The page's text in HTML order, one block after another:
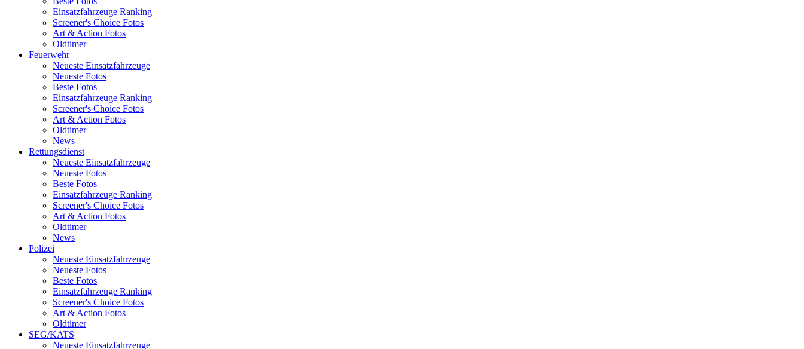
Einsatzfahrzeuge Ranking
Screener's Choice Fotos
Art & Action Fotos
Oldtimer
Feuerwehr
Neueste Einsatzfahrzeuge
Neueste Fotos
Beste Fotos
Einsatzfahrzeuge Ranking
Screener's Choice Fotos
Art & Action Fotos
Oldtimer
News
Rettungsdienst
Neueste Einsatzfahrzeuge
Neueste Fotos
Beste Fotos
Einsatzfahrzeuge Ranking
Screener's Choice Fotos
Art & Action Fotos
Oldtimer
News
Polizei
Neueste Einsatzfahrzeuge
Neueste Fotos
Beste Fotos
Einsatzfahrzeuge Ranking
Screener's Choice Fotos
Art & Action Fotos
Oldtimer
SEG/KATS
Neueste Einsatzfahrzeuge